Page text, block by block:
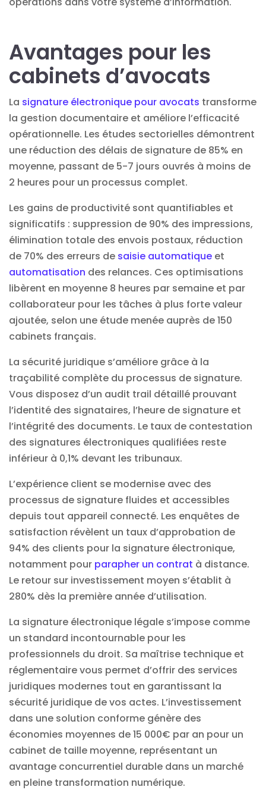
Avantages pour les
cabinets d’avocats
La signature électronique pour avocats transforme
la gestion documentaire et améliore l’efficacité
opérationnelle. Les études sectorielles démontrent
une réduction des délais de signature de 85% en
moyenne, passant de 5-7 jours ouvrés à moins de
2 heures pour un processus complet.
Les gains de productivité sont quantifiables et
significatifs : suppression de 90% des impressions,
élimination totale des envois postaux, réduction
de 70% des erreurs de saisie automatique et
automatisation des relances. Ces optimisations
libèrent en moyenne 8 heures par semaine et par
collaborateur pour les tâches à plus forte valeur
ajoutée, selon une étude menée auprès de 150
cabinets français.
La sécurité juridique s’améliore grâce à la
traçabilité complète du processus de signature.
Vous disposez d’un audit trail détaillé prouvant
l’identité des signataires, l’heure de signature et
l’intégrité des documents. Le taux de contestation
des signatures électroniques qualifiées reste
inférieur à 0,1% devant les tribunaux.
L’expérience client se modernise avec des
processus de signature fluides et accessibles
depuis tout appareil connecté. Les enquêtes de
satisfaction révèlent un taux d’approbation de
94% des clients pour la signature électronique,
notamment pour parapher un contrat à distance.
Le retour sur investissement moyen s’établit à
280% dès la première année d’utilisation.
La signature électronique légale s’impose comme
un standard incontournable pour les
professionnels du droit. Sa maîtrise technique et
réglementaire vous permet d’offrir des services
juridiques modernes tout en garantissant la
sécurité juridique de vos actes. L’investissement
dans une solution conforme génère des
économies moyennes de 15 000€ par an pour un
cabinet de taille moyenne, représentant un
avantage concurrentiel durable dans un marché
en pleine transformation numérique.